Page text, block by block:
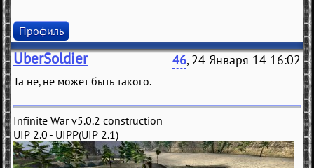
Профиль
UberSoldier 46, 24 Января 14 16:02
Та не, не может быть такого.
Infinite War v5.0.2 construction
UIP 2.0 - UIPP(UIP 2.1)